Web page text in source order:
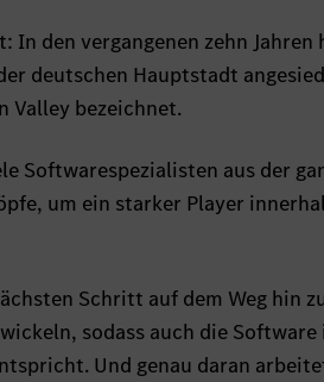
den vergangenen zehn Jahren
deutschen Hauptstadt
Valley bezeichnet.
Softwarespezialisten aus der
um ein starker Player
Schritt auf dem Weg hin
sodass auch die Software
Und genau daran